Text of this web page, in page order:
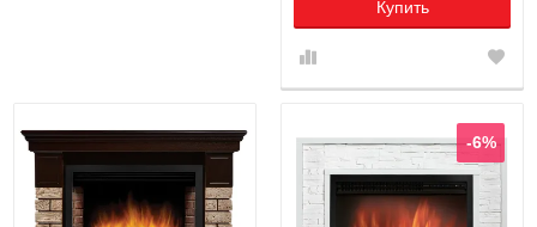
Купить
-6%